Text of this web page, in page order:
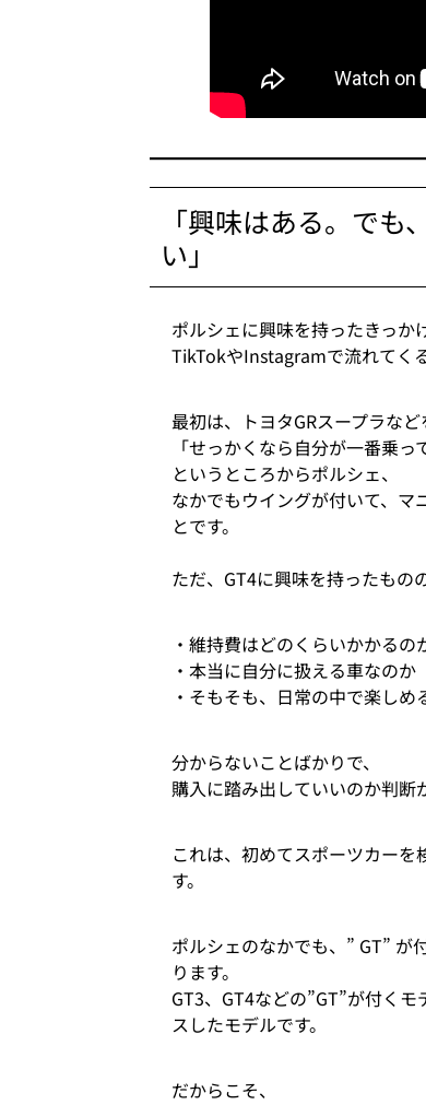
「興味はある。で
い」
ポルシェに興味を持ったきっか
TikTokやInstagramで流れてく
最初は、トヨタGRスープラなど
「せっかくなら自分が一番乗
というところからポルシェ、
なかでもウイングが付いて、マ
とです。
ただ、GT4に興味を持ったものの
・維持費はどのくらいかかるの
・本当に自分に扱える車なのか
・そもそも、日常の中で楽しめ
分からないことばかりで、
購入に踏み出していいのか判断
これは、初めてスポーツカー
す。
ポルシェのなかでも、” GT”
ります。
GT3、GT4などの”GT”が付く
スしたモデルです。
だからこそ、